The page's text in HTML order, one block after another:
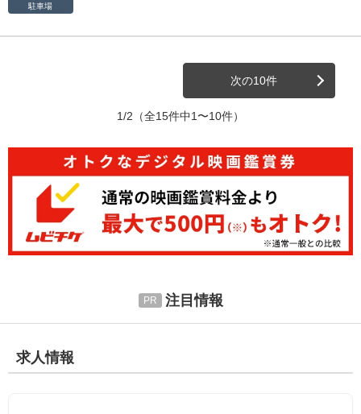
駐車場
次の10件
1/2 （全15件中1〜10件）
注目情報
求人情報